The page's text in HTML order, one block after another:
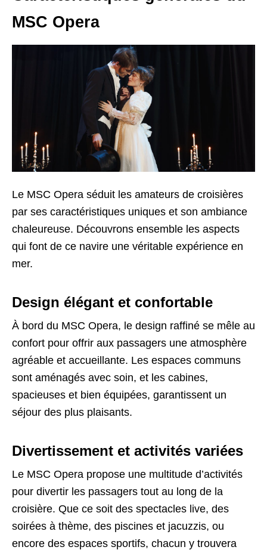
MSC Opera
Le MSC Opera séduit les amateurs de croisières
par ses caractéristiques uniques et son ambiance
chaleureuse. Découvrons ensemble les aspects
qui font de ce navire une véritable expérience en
mer.
Design élégant et confortable
À bord du MSC Opera, le design raffiné se mêle au
confort pour offrir aux passagers une atmosphère
agréable et accueillante. Les espaces communs
sont aménagés avec soin, et les cabines,
spacieuses et bien équipées, garantissent un
séjour des plus plaisants.
Divertissement et activités variées
Le MSC Opera propose une multitude d’activités
pour divertir les passagers tout au long de la
croisière. Que ce soit des spectacles live, des
soirées à thème, des piscines et jacuzzis, ou
encore des espaces sportifs, chacun y trouvera